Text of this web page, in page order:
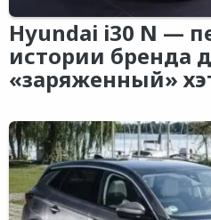
Hyundai i30 N —
истории бренда
«заряженный»